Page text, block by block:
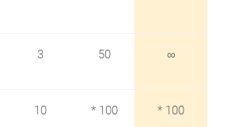
3 50 ∞
10 * 100 * 100